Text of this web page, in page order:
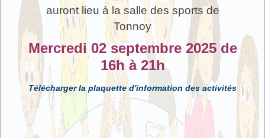
auront lieu à la salle des sports de
Tonnoy
Mercredi 02 septembre 2025 de
16h à 21h
Télécharger la plaquette d'information des activités